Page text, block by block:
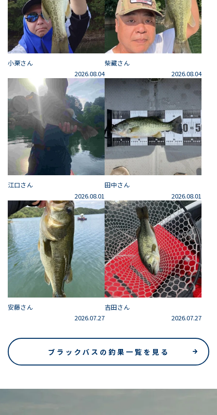
小栗さん
2026.08.04
柴藏さん
2026.08.04
江口さん
2026.08.01
田中さん
2026.08.01
安藤さん
2026.07.27
吉田さん
2026.07.27
ブラックバスの釣果一覧を見る